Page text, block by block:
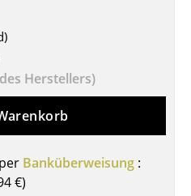
Herstellers)
Banküberweisung :
€)